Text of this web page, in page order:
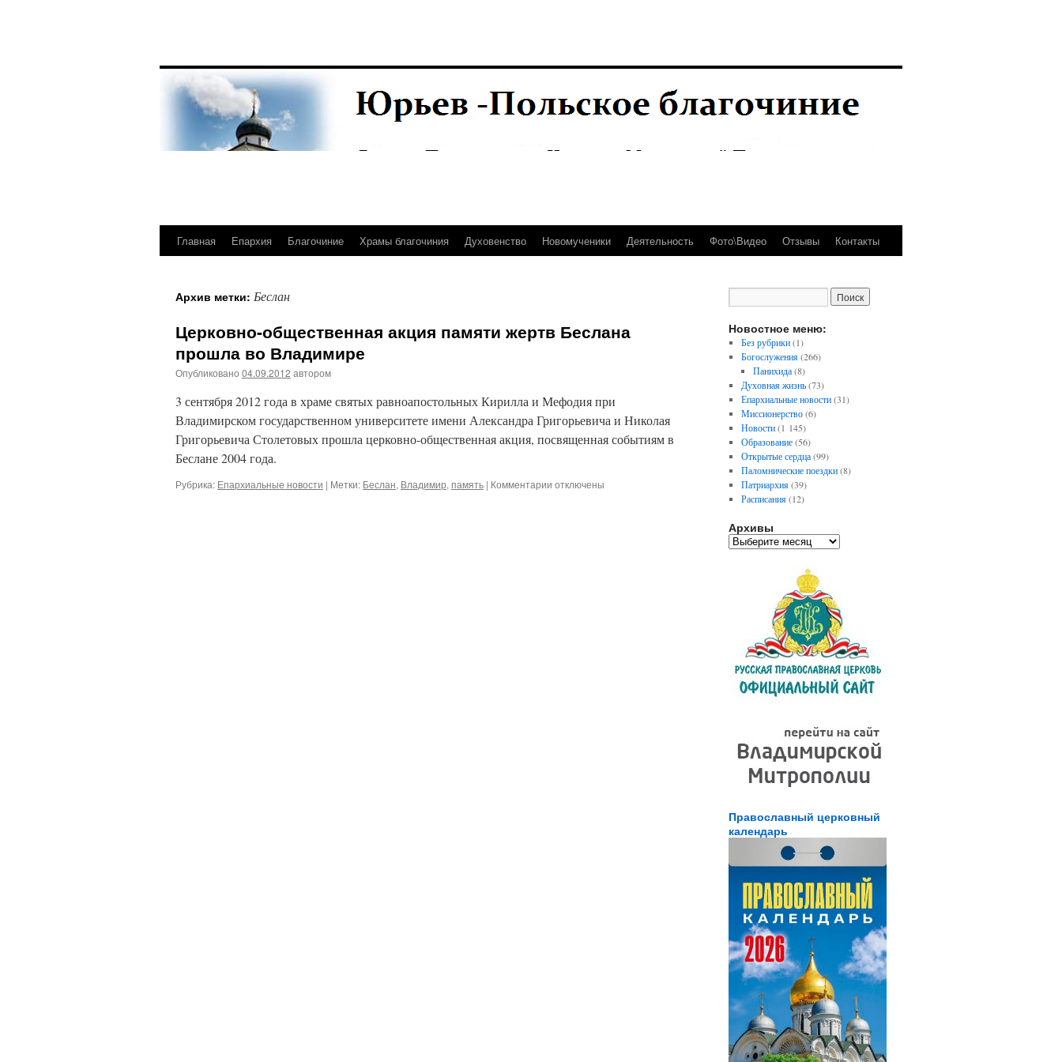
Перейти
содержимому
Главная Епархия Благочиние Храмы благочиния Духовенство Новомученики Деятельность Фото\Видео Отзывы Контакты
Архив метки: Беслан
Церковно-общественная акция памяти жертв Беслана
прошла во Владимире
Опубликовано 04.09.2012 автором
3 сентября 2012 года в храме святых равноапостольных Кирилла и Мефодия при
Владимирском государственном университете имени Александра Григорьевича и Николая
Григорьевича Столетовых прошла церковно-общественная акция, посвященная событиям в
Беслане 2004 года.
Рубрика: Епархиальные новости | Метки: Беслан, Владимир, память | Комментарии котключены
Новостное меню:
Без рубрики(1)
Богослужения(266)
Панихида(8)
Духовная жизнь(73)
Епархиальные новости(31)
Миссионерство(6)
Новости(1 145)
Образование(56)
Открытые сердца(99)
Паломнические поездки(8)
Патриархия(39)
Расписания(12)
Архивы
А
Православный церковный
календарь